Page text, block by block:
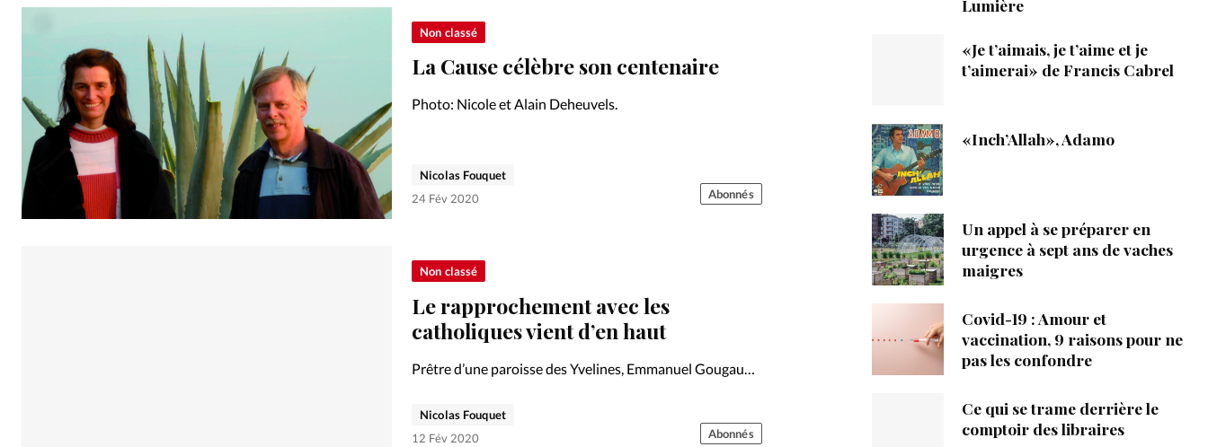
Non classé
La Cause célèbre son centenaire
Photo: Nicole et Alain Deheuvels.
Nicolas Fouquet
24 Fév 2020
Abonnés
Non classé
Le rapprochement avec les
catholiques vient d’en haut
Prêtre d’une paroisse des Yvelines, Emmanuel Gougaud
l’unité des chrétiens à la Conférence des évêques.
L’acquis du dialogue avec des pasteurs évangéliques doit
Nicolas Fouquet
12 Fév 2020
Abonnés
Lumière
«Je t’aimais, je t’aime et je
t’aimerai» de Francis Cabrel
«Inch’Allah», Adamo
Un appel à se préparer en
urgence à sept ans de vaches
maigres
Covid-19 : Amour et
vaccination, 9 raisons pour ne
pas les confondre
Ce qui se trame derrière le
comptoir des libraires